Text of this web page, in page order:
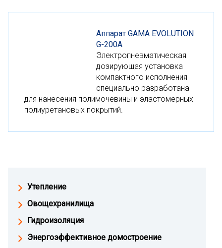
Утепление
Овощехранилища
Гидроизоляция
Энергоэффективное домостроение
Аппарат GAMA EVOLUTION
G-200A
Электропневматическая
дозирующая установка
компактного исполнения
специально разработана
для нанесения полимочевины и эластомерных
полиуретановых покрытий.